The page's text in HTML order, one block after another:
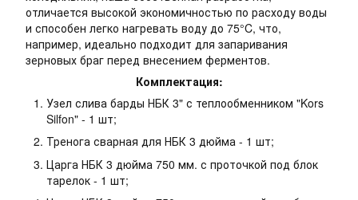
отличается высокой экономичностью по расходу воды
и способен легко нагревать воду до 75°C, что,
например, идеально подходит для запаривания
зерновых браг перед внесением ферментов.
Комплектация:
Узел слива барды НБК 3" с теплообменником "Kors
Silfon" - 1 шт;
Тренога сварная для НБК 3 дюйма - 1 шт;
Царга НБК 3 дюйма 750 мм. с проточкой под блок
тарелок - 1 шт;